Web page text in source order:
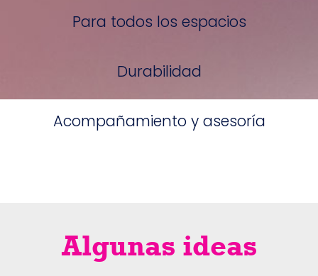
Para todos los espacios
Durabilidad
Acompañamiento y asesoría
Algunas ideas